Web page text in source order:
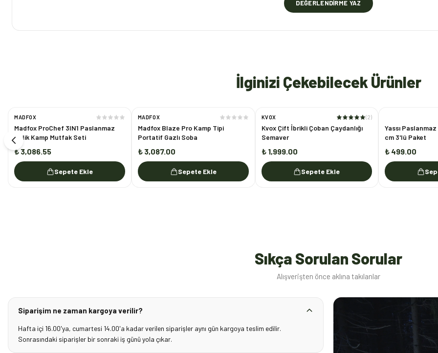
DEĞERLENDIRME YAZ
İlginizi Çekebilecek Ürünler
MADFOX
Madfox ProChef 3IN1 Paslanmaz
Çelik Kamp Mutfak Seti
₺ 3,086.55
Sepete Ekle
MADFOX
Madfox Blaze Pro Kamp Tipi
Portatif Gazlı Soba
₺ 3,087.00
Sepete Ekle
KVOX (2)
Kvox Çift İbrikli Çoban Çaydanlığı
Semaver
₺ 1,999.00
Sepete Ekle
Yassı
cm 3'lü Paket
₺ 499.00
Sıkça Sorulan Sorular
Alışverişten önce aklına takılanlar
Siparişim ne zaman kargoya verilir?
Hafta içi 16.00'ya, cumartesi 14.00'a kadar verilen siparişler aynı gün kargoya teslim edilir.
Sonrasındaki siparişler bir sonraki iş günü yola çıkar.